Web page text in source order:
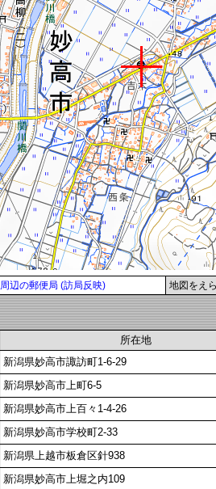
周辺の郵便局 (訪局反映) 地図をえ
所在地
新潟県妙高市諏訪町1-6-29
新潟県妙高市上町6-5
新潟県妙高市上百々1-4-26
新潟県妙高市学校町2-33
新潟県上越市板倉区針938
新潟県妙高市上堀之内109